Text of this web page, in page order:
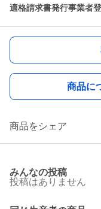
適格請求書発行事業者
商品に
商品をシェア
みんなの投稿
投稿はありません